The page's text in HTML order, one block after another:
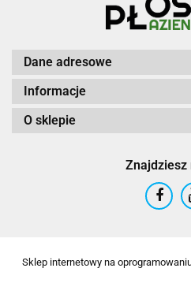
Dane adresowe
Informacje
O sklepie
Znajdziesz
Sklep internetowy na